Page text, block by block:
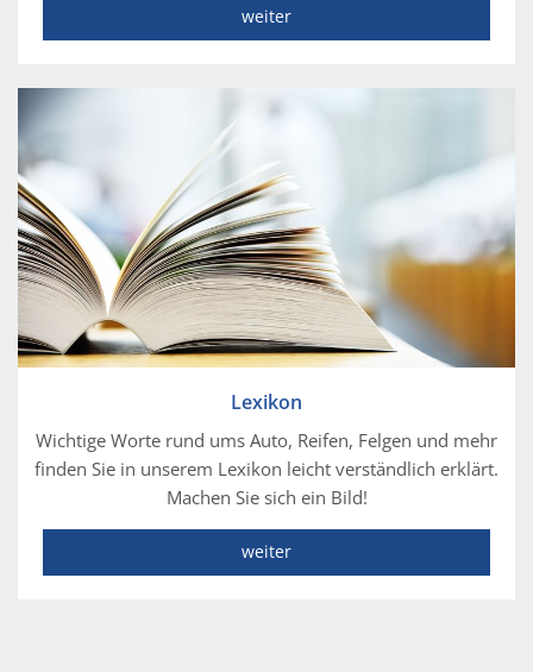
weiter
Lexikon
Wichtige Worte rund ums Auto, Reifen, Felgen und mehr
finden Sie in unserem Lexikon leicht verständlich erklärt.
Machen Sie sich ein Bild!
weiter